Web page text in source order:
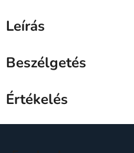
Leírás
Beszélgetés
Értékelés